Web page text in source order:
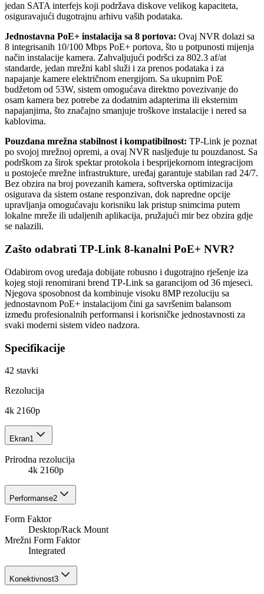
jedan SATA interfejs koji podržava diskove velikog kapaciteta,
osiguravajući dugotrajnu arhivu vaših podataka.
Jednostavna PoE+ instalacija sa 8 portova: Ovaj NVR dolazi sa
8 integrisanih 10/100 Mbps PoE+ portova, što u potpunosti mijenja
način instalacije kamera. Zahvaljujući podršci za 802.3 af/at
standarde, jedan mrežni kabl služi i za prenos podataka i za
napajanje kamere električnom energijom. Sa ukupnim PoE
budžetom od 53W, sistem omogućava direktno povezivanje do
osam kamera bez potrebe za dodatnim adapterima ili eksternim
napajanjima, što značajno smanjuje troškove instalacije i nered sa
kablovima.
Pouzdana mrežna stabilnost i kompatibilnost: TP-Link je poznat
po svojoj mrežnoj opremi, a ovaj NVR nasljeđuje tu pouzdanost. Sa
podrškom za širok spektar protokola i besprijekornom integracijom
u postojeće mrežne infrastrukture, uređaj garantuje stabilan rad 24/7.
Bez obzira na broj povezanih kamera, softverska optimizacija
osigurava da sistem ostane responzivan, dok napredne opcije
upravljanja omogućavaju korisniku lak pristup snimcima putem
lokalne mreže ili udaljenih aplikacija, pružajući mir bez obzira gdje
se nalazili.
Zašto odabrati TP-Link 8-kanalni PoE+ NVR?
Odabirom ovog uređaja dobijate robusno i dugotrajno rješenje iza
kojeg stoji renomirani brend TP-Link sa garancijom od 36 mjeseci.
Njegova sposobnost da kombinuje visoku 8MP rezoluciju sa
jednostavnom PoE+ instalacijom čini ga savršenim balansom
između profesionalnih performansi i korisničke jednostavnosti za
svaki moderni sistem video nadzora.
Specifikacije
42 stavki
Rezolucija
4k 2160p
Ekran1
Prirodna rezolucija
4k 2160p
Performanse2
Form Faktor
Desktop/Rack Mount
Mrežni Form Faktor
Integrated
Konektivnost3